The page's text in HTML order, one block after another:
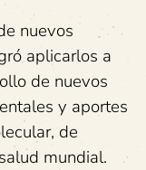
nuevos
aplicarlos a
de nuevos
y aportes
de
mundial.